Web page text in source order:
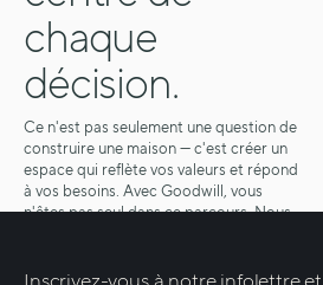
chaque
décision.
Ce n'est pas seulement une question de
construire une maison — c'est créer un
espace qui reflète vos valeurs et répond
à vos besoins. Avec Goodwill, vous
n'êtes pas seul dans ce parcours. Nous
construction soit aussi fluide et